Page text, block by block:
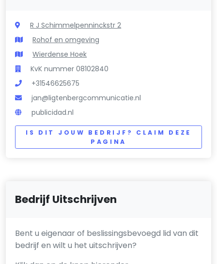
R J Schimmelpenninckstr 2
Rohof en omgeving
Wierdense Hoek
KvK nummer 08102840
+31546625675
jan@ligtenbergcommunicatie.nl
publicidad.nl
IS DIT JOUW BEDRIJF? CLAIM DEZE
PAGINA
Bedrijf Uitschrijven
Bent u eigenaar of beslissingsbevoegd lid van dit
bedrijf en wilt u het uitschrijven?